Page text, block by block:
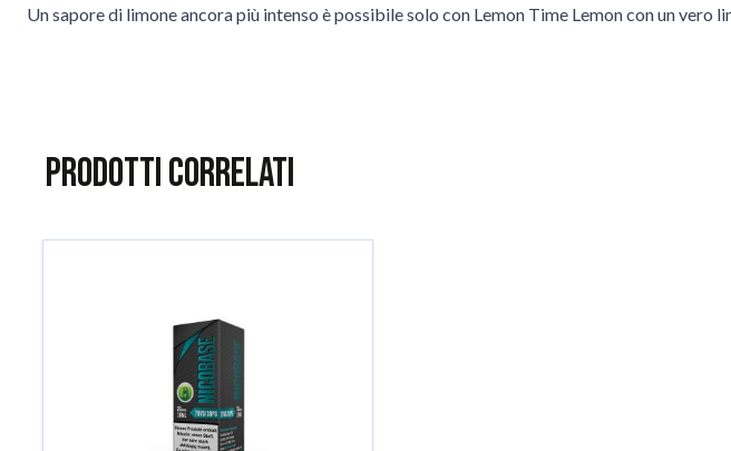
Un sapore di limone ancora più intenso è possibile solo con Lemon Time Lemon con un
Prodotti correlati
È possibile navigare tra gli elementi del carosello utilizzando il tasto Tab. Puoi saltare il
Salta il carosello